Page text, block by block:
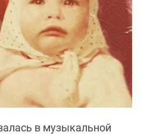
в музыкальной